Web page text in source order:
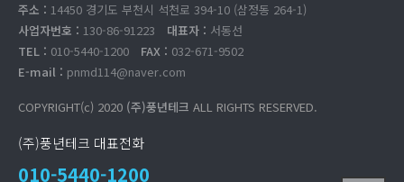
주소 : 14450 경기도 부천시 석천로 394-10 (삼정동 264-1)
사업자번호 : 130-86-91223 대표자 : 서동선
TEL : 010-5440-1200 FAX : 032-671-9502
E-mail : pnmd114@naver.com
COPYRIGHT(c) 2020 (주)풍년테크 ALL RIGHTS RESERVED.
(주)풍년테크 대표전화
010-5440-1200